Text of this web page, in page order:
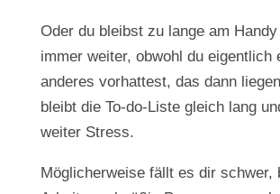
Oder du bleibst zu lange am
immer weiter, obwohl du eigentlich
anderes vorhattest, das dann
bleibt die To-do-Liste gleich lang
weiter Stress.
Möglicherweise fällt es dir schwer,